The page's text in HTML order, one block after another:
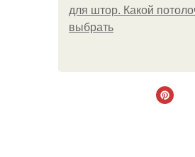
для штор. Какой
выбрать